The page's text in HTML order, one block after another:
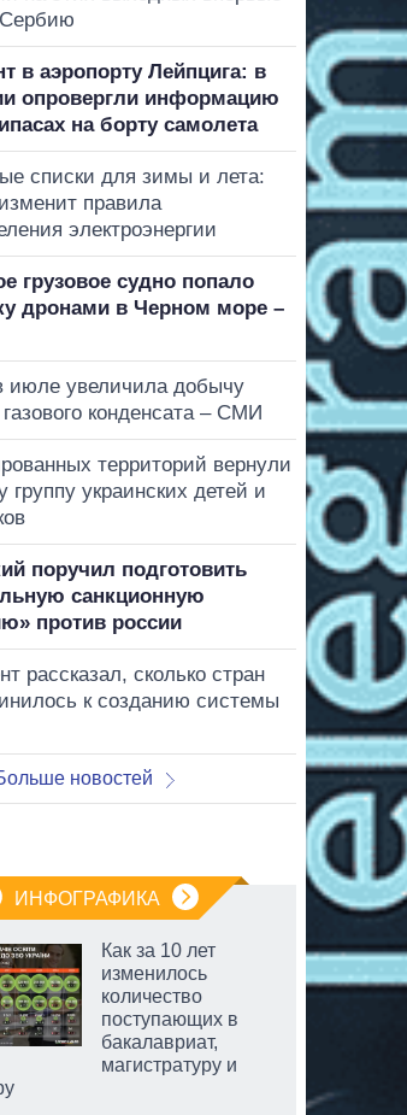
Сербию
в аэропорту Лейпцига: в
опровергли информацию
на борту самолета
списки для зимы и лета:
правила
электроэнергии
грузовое судно попало
дронами в Черном море –
июле увеличила добычу
конденсата – СМИ
территорий вернули
группу украинских детей и
поручил подготовить
санкционную
против россии
рассказал, сколько стран
к созданию системы
новостей
ИНФОГРАФИКА
Как за 10 лет
изменилось
количество
поступающих в
бакалавриат,
магистратуру и